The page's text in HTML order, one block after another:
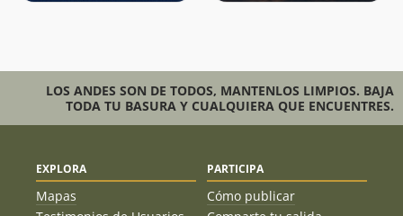
LOS ANDES SON DE TODOS, MANTENLOS LIMPIOS. BAJA
TODA TU BASURA Y CUALQUIERA QUE ENCUENTRES.
EXPLORA
Mapas
PARTICIPA
Cómo publicar